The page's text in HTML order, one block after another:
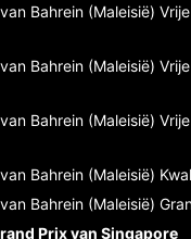
Bahrein (Maleisië) Vrije
Bahrein (Maleisië) Vrije
Bahrein (Maleisië) Vrije
Bahrein (Maleisië)
Bahrein (Maleisië)
Prix van Singapore